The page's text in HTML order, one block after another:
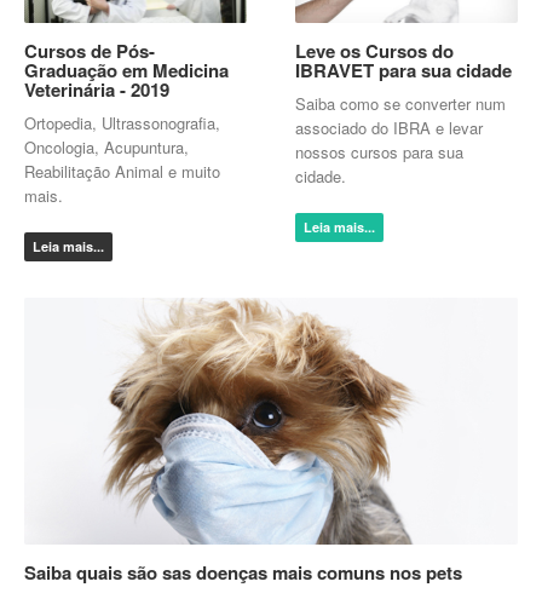
Cursos de Pós-
Graduação em Medicina
Veterinária - 2019
Ortopedia, Ultrassonografia,
Oncologia, Acupuntura,
Reabilitação Animal e muito
mais.
Leia mais...
Leve os Cursos do
IBRAVET para sua cidade
Saiba como se converter num
associado do IBRA e levar
nossos cursos para sua
cidade.
Leia mais...
Saiba quais são sas doenças mais comuns nos pets